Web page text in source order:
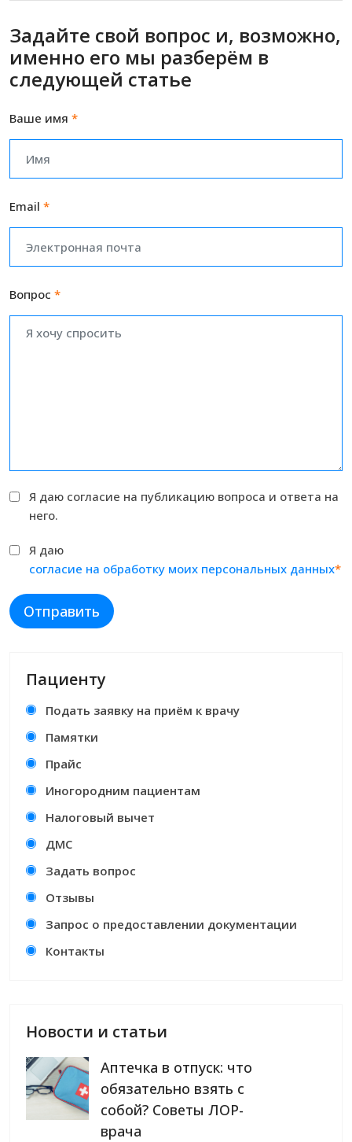
Задайте свой вопрос и, возможно,
именно его мы разберём в
следующей статье
Ваше имя *
Email *
Вопрос *
Я даю согласие на публикацию вопроса и ответа на
него.
Я даю
согласие на обработку моих персональных данных*
Отправить
Пациенту
Подать заявку на приём к врачу
Памятки
Прайс
Иногородним пациентам
Налоговый вычет
ДМС
Задать вопрос
Отзывы
Запрос о предоставлении документации
Контакты
Новости и статьи
Аптечка в отпуск: что
обязательно взять с
собой? Советы ЛОР-
врача